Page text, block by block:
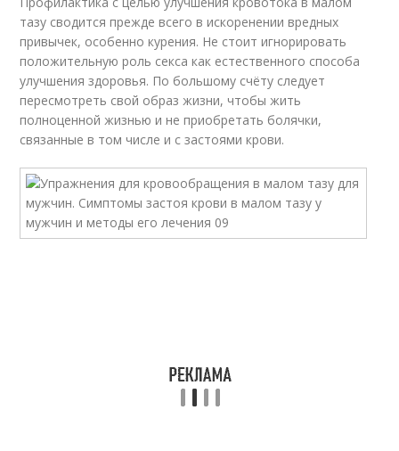
тазу сводится прежде всего в искоренении вредных
привычек, особенно курения. Не стоит игнорировать
положительную роль секса как естественного способа
улучшения здоровья. По большому счёту следует
пересмотреть свой образ жизни, чтобы жить
полноценной жизнью и не приобретать болячки,
связанные в том числе и с застоями крови.